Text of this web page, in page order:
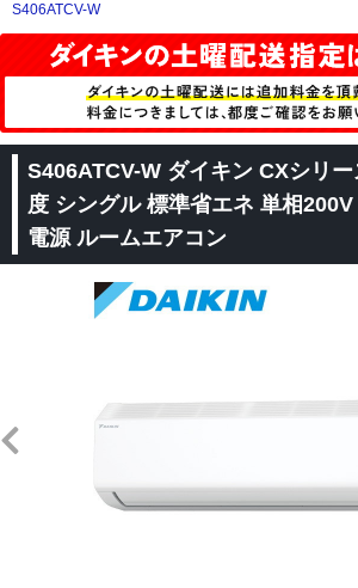
S406ATCV-W
S406ATCV-W ダイキン CXシリ
度 シングル 標準省エネ 単相
電源 ルームエアコン